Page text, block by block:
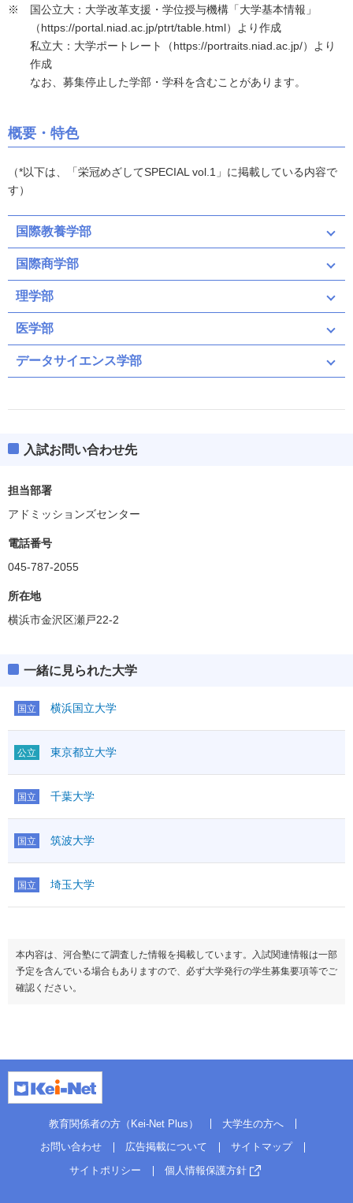
国公立大：大学改革支援・学位授与機構「大学基本情報」
（https://portal.niad.ac.jp/ptrt/table.html）より作成
私立大：大学ポートレート（https://portraits.niad.ac.jp/）より
作成
なお、募集停止した学部・学科を含むことがあります。
概要・特色
（*以下は、「栄冠めざしてSPECIAL vol.1」に掲載している内容で
す）
国際教養学部
国際商学部
理学部
医学部
データサイエンス学部
入試お問い合わせ先
担当部署
アドミッションズセンター
電話番号
045-787-2055
所在地
横浜市金沢区瀬戸22-2
一緒に見られた大学
国立 横浜国立大学
公立 東京都立大学
国立 千葉大学
国立 筑波大学
国立 埼玉大学
本内容は、河合塾にて調査した情報を掲載しています。入試関連情報は一部
予定を含んでいる場合もありますので、必ず大学発行の学生募集要項等でご
確認ください。
教育関係者の方（Kei-Net Plus）
大学生の方へ
お問い合わせ
広告掲載について
サイトマップ
サイトポリシー
個人情報保護方針